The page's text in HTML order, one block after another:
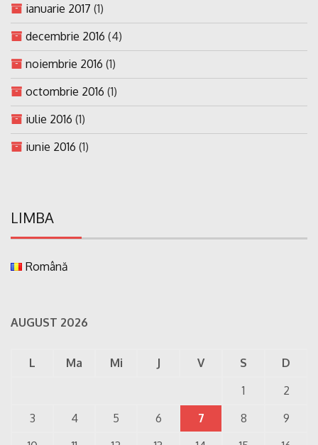
ianuarie 2017 (1)
decembrie 2016 (4)
noiembrie 2016 (1)
octombrie 2016 (1)
iulie 2016 (1)
iunie 2016 (1)
LIMBA
Română
AUGUST 2026
L Ma Mi J V S
D
1
2
3
4 5 6 7 8
9